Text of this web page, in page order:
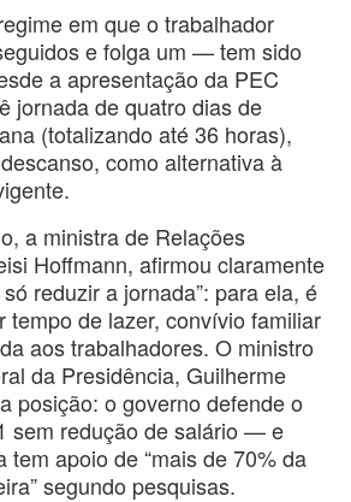
em que o trabalhador
e folga um — tem sido
a apresentação da PEC
jornada de quatro dias de
(totalizando até 36 horas),
como alternativa à
a ministra de Relações
Hoffmann, afirmou claramente
reduzir a jornada”: para ela, é
tempo de lazer, convívio familiar
aos trabalhadores. O ministro
da Presidência, Guilherme
posição: o governo defende o
sem redução de salário — e
tem apoio de “mais de 70% da
segundo pesquisas.